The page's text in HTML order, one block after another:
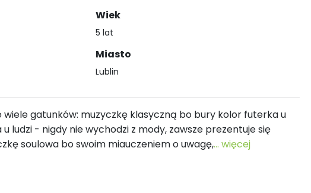
Wiek
5 lat
Miasto
Lublin
wiele gatunków: muzyczkę klasyczną bo bury kolor futerka u
ludzi - nigdy nie wychodzi z mody, zawsze prezentuje się
soulowa bo swoim miauczeniem o uwagę,... więcej